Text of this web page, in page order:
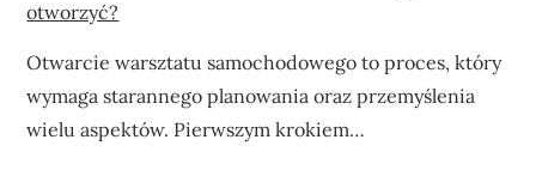
otworzyć?
Otwarcie warsztatu samochodowego to proces, który
wymaga starannego planowania oraz przemyślenia
wielu aspektów. Pierwszym krokiem…